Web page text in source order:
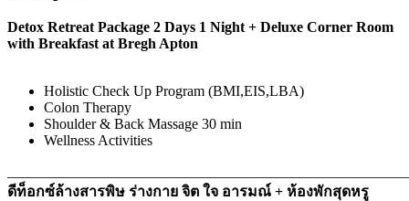
Detox Retreat Package 2 Days 1 Night + Deluxe Corner Room
with Breakfast at Bregh Apton
Holistic Check Up Program (BMI,EIS,LBA)
Colon Therapy
Shoulder & Back Massage 30 min
Wellness Activities
ดีท็อกซ์ล้างสารพิษ ร่างกาย จิต ใจ อารมณ์ + ห้องพักสุดหรู